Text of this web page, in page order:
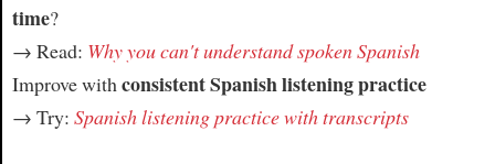
time?
→ Read: Why you can't understand spoken Spanish
Improve with consistent Spanish listening practice
→ Try: Spanish listening practice with transcripts